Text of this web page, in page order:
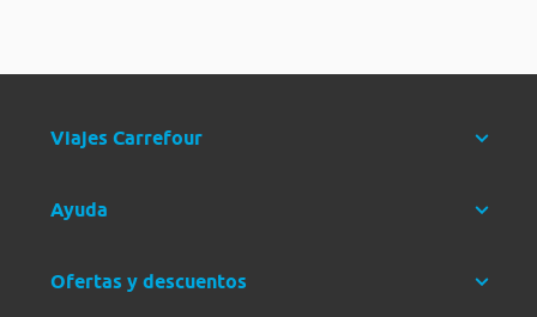
Viajes Carrefour
Ayuda
Ofertas y descuentos